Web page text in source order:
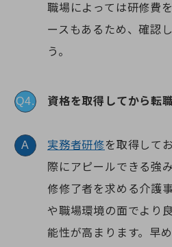
職場によっては研修費
ースもあるため、確認
う。
Q4. 資格を取得してから転
A 実務者研修を取得して
際にアピールできる強
修修了者を求める介護
や職場環境の面でより
能性が高まります。早